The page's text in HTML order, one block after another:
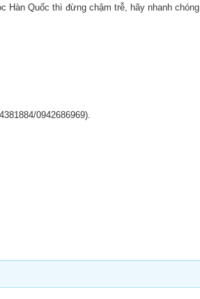
Hàn Quốc thì đừng chậm trễ, hãy nhanh chóng
0942686969).